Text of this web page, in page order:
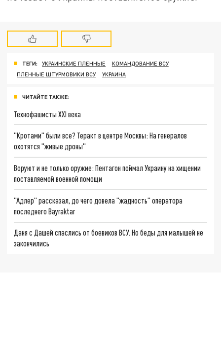
ТЕГИ: УКРАИНСКИЕ ПЛЕННЫЕ
КОМАНДОВАНИЕ ВСУ
ПЛЕННЫЕ ШТУРМОВИКИ ВСУ
УКРАИНА
ЧИТАЙТЕ ТАКЖЕ:
Технофашисты XXI века
"Кротами" были все? Теракт в центре Москвы: На генералов
охотятся "живые дроны"
Воруют и не только оружие: Пентагон поймал Украину на хищении
поставляемой военной помощи
"Адлер" рассказал, до чего довела "жадность" оператора
последнего Bayraktar
Даня с Дашей спаслись от боевиков ВСУ. Но беды для малышей не
закончились